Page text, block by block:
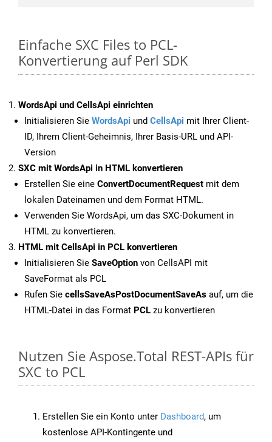
Einfache SXC Files to PCL-
Konvertierung auf Perl SDK
WordsApi und CellsApi einrichten
Initialisieren Sie WordsApi und CellsApi mit Ihrer Client-
ID, Ihrem Client-Geheimnis, Ihrer Basis-URL und API-
Version
SXC mit WordsApi in HTML konvertieren
Erstellen Sie eine ConvertDocumentRequest mit dem
lokalen Dateinamen und dem Format HTML.
Verwenden Sie WordsApi, um das SXC-Dokument in
HTML zu konvertieren.
HTML mit CellsApi in PCL konvertieren
Initialisieren Sie SaveOption von CellsAPI mit
SaveFormat als PCL
Rufen Sie cellsSaveAsPostDocumentSaveAs auf, um die
HTML-Datei in das Format PCL zu konvertieren
Nutzen Sie Aspose.Total REST-APIs für
SXC to PCL
Erstellen Sie ein Konto unter Dashboard, um
kostenlose API-Kontingente und